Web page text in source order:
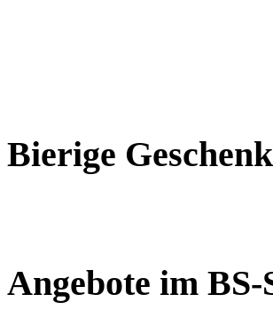
Bierige
Angebote im BS-